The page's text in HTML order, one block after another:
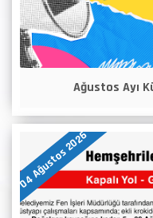
Ağustos Ayı
04 Ağustos 2026